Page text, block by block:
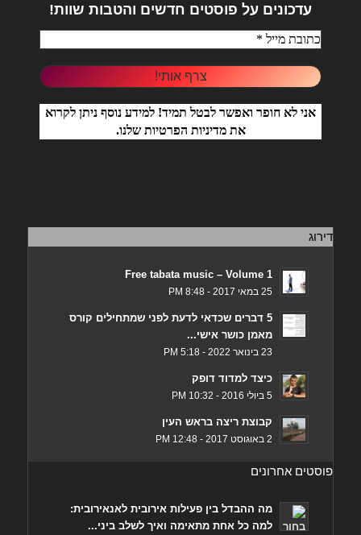
עדכונים על פוסטים חדשים והטבות שוות!
אני לא חופר ואפשר לבטל תמיד! למידע נוסף ניתן לקרוא
אתמדיניות הפרטיותשלנו.
דירוג
Free tabata music – Volume 1
25 במאי 2017 - 8:48 PM
5 דברים שכדאי לדעת לפני שמתחילים קורס
מאמן כושר אישי...
23 בינואר 2022 - 5:18 PM
כיצד למדוד דופק
5 ביולי 2016 - 10:32 PM
קבוצת ריצה בראש העין
2 באוגוסט 2017 - 12:48 PM
פוסטים אחרונים
מה ההבדל בין פעילות אירובית לאנאירובית:
למה כל אחת מתאימה ואיך לשלב ביני...